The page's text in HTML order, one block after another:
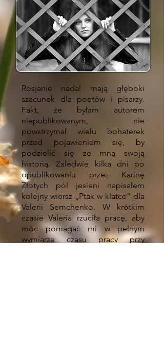
Rosjanie nadal mają głęboki
szacunek dla poetów i pisarzy.
Fakt, że byłam autorem
niepublikowanym, nie
powstrzymał
wielu bohaterek
przed pojawieniem się, by
podzielić się ze mną swoją
historią. Zaledwie kilka dni po
opublikowaniu przez Karinę
Złotych pól jesieni napisałem
kolejny wiersz „Ptak w klatce” dla
Valerii Semchenko. W krótkim
czasie Valeria rzuciła pracę, aby
móc pomagać mi w pełnym
wymiarze czasu pracy przy